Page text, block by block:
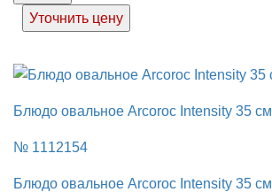
Уточнить цену
Блюдо овальное Arcoroc Intensity 35 см
№ 1112154
Блюдо овальное Arcoroc Intensity 35 см